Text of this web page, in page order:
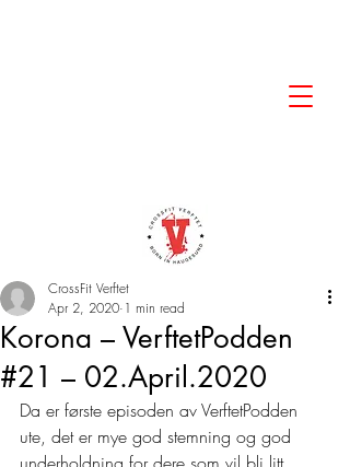
Korona – VerftetPodden
#21 – 02.April.2020
CrossFit Verftet
Apr 2, 2020 1 min read
Da er første episoden av VerftetPodden
ute, det er mye god stemning og god